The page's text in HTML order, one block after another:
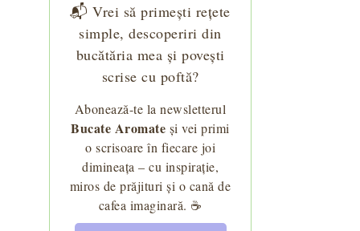
de rucola și sos de lămâie
dezlegările la pește)
📬 Vrei să primești rețete
simple, descoperiri din
bucătăria mea și povești
scrise cu poftă?
Abonează-te la newsletterul
Bucate Aromate și vei primi
o scrisoare în fiecare joi
dimineața – cu inspirație,
miros de prăjituri și o cană de
cafea imaginară. ☕